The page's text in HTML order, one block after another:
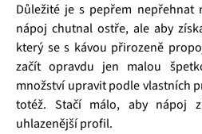
Důležité je s pepřem nepřehnat
nápoj chutnal ostře, ale aby
který se s kávou přirozeně
začít opravdu jen malou
množství upravit podle vlastních
totéž. Stačí málo, aby nápoj
uhlazenější profil.